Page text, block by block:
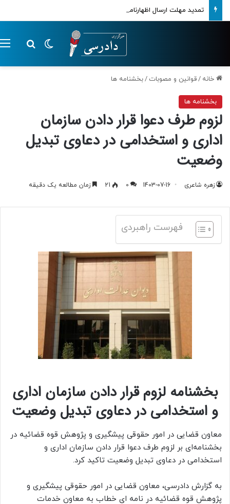
تمدید مهلت ارسال اظهارنامه‌های مالیاتی تا پایان تابستان 1405
تغییر پوسته
خانه /قوانین و مصوبات /بخشنامه ها
بخشنامه ها
لزوم طرف دعوا قرار دادن سازمان
اداری و استخدامی در دعاوی تبدیل
وضعیت
زهره شاعری 1403-07-16
0
21 زمان مطالعه یک دقیقه
فهرست راهبردی
بخشنامه لزوم قرار دادن سازمان اداری
و استخدامی در دعاوی تبدیل وضعیت
معاون قضایی در امور حقوقی پیشگیری و پژوهش قوه قضائیه در
بخشنامه‌ای بر لزوم طرف دعوا قرار دادن سازمان اداری و
استخدامی در دعاوی تبدیل وضعیت تاکید کرد.
به گزارش دادرسی، معاون قضایی در امور حقوقی پیشگیری و
پژوهش قوه قضائیه در نامه ای خطاب به معاون خدمات